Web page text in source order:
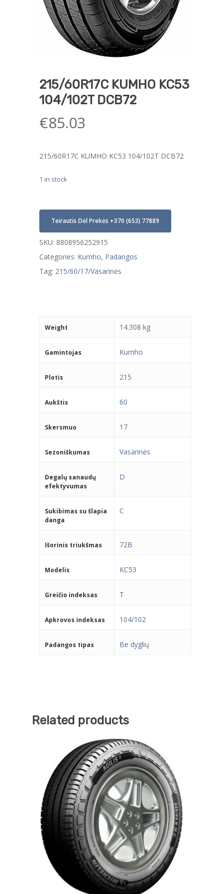
215/60R17C KUMHO KC53
104/102T DCB72
€85.03
215/60R17C KUMHO KC53 104/102T DCB72
1 in stock
Teirautis Dėl Prekės +370 (653) 77889
SKU: 8808956252915
Categories: Kumho, Padangos
Tag: 215/60/17/Vasarinės
Weight 14.308 kg
Gamintojas Kumho
Plotis 215
Aukštis 60
Skersmuo 17
Sezoniškumas Vasarinės
Degalų sanaudų
efektyvumas
D
Sukibimas su šlapia
danga
C
Išorinis triukšmas 72B
Modelis KC53
Greičio indeksas T
Apkrovos indeksas 104/102
Padangos tipas Be dyglių
Related products